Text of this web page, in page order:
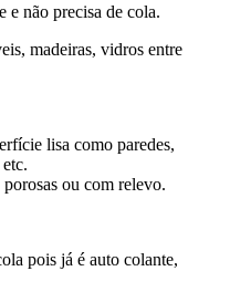
e não precisa de cola.
madeiras, vidros entre
lisa como paredes,
ou com relevo.
pois já é auto colante,